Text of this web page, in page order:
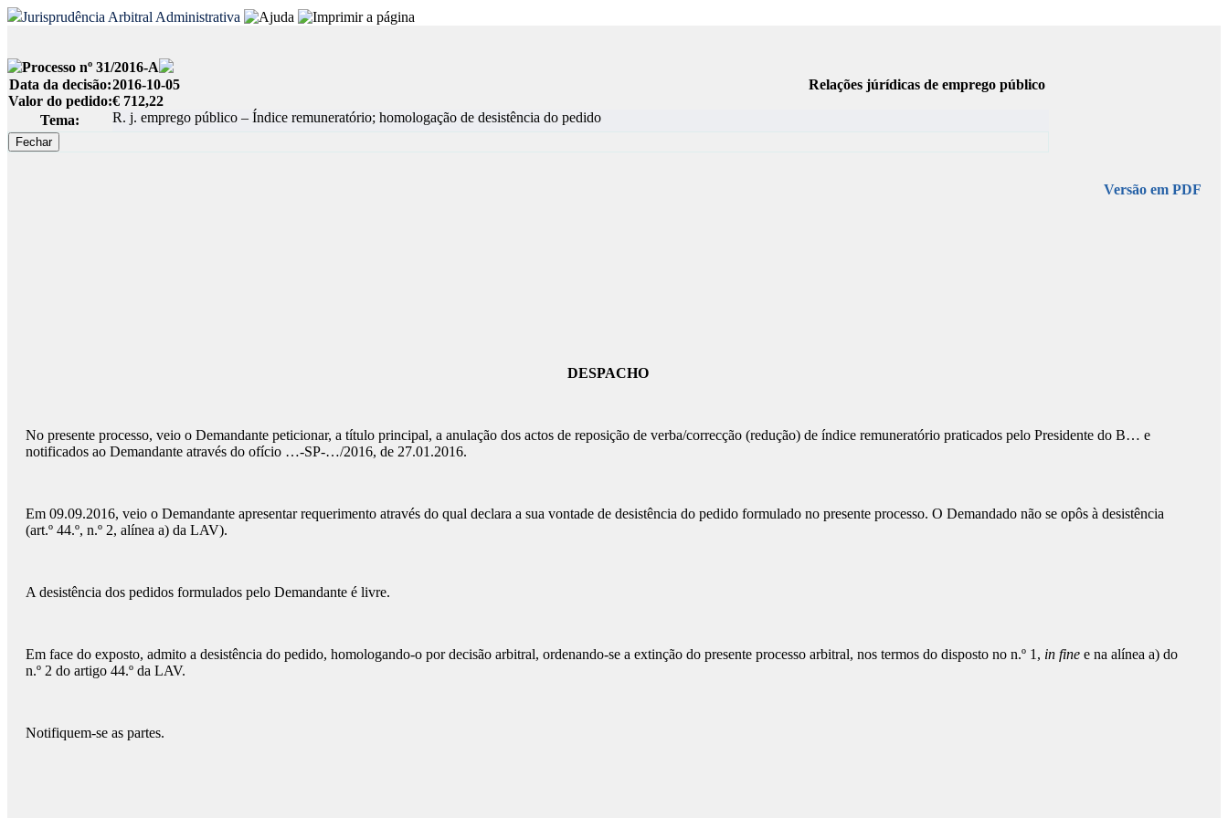
Jurisprudência Arbitral Administrativa
Processo nº 31/2016-A
Data da decisão:2016-10-05
Relações júrídicas de emprego público
Valor do pedido:€ 712,22
Tema:
R. j. emprego público – Índice remuneratório; homologação de desistência do pedido
Versão em PDF
DESPACHO
No presente processo, veio o Demandante peticionar, a título principal, a anulação dos actos de reposição de verba/correcção (redução) de índice remuneratório praticados pelo Presidente do B… e
notificados ao Demandante através do ofício …-SP-…/2016, de 27.01.2016.
Em 09.09.2016, veio o Demandante apresentar requerimento através do qual declara a sua vontade de desistência do pedido formulado no presente processo. O Demandado não se opôs à desistência
(art.º 44.º, n.º 2, alínea a) da LAV).
A desistência dos pedidos formulados pelo Demandante é livre.
Em face do exposto, admito a desistência do pedido, homologando-o por decisão arbitral, ordenando-se a extinção do presente processo arbitral, nos termos do disposto no n.º 1, in fine e na alínea a) do
n.º 2 do artigo 44.º da LAV.
Notifiquem-se as partes.